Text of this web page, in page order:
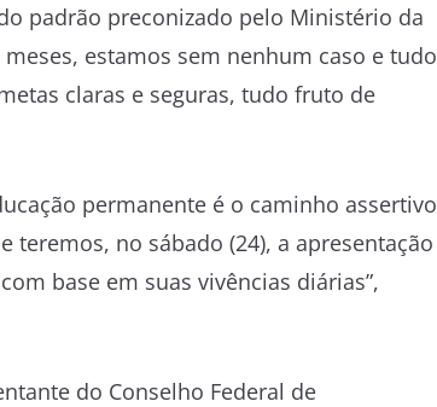
padrão preconizado pelo Ministério da
estamos sem nenhum caso e tudo
claras e seguras, tudo fruto de
permanente é o caminho assertivo
teremos, no sábado (24), a apresentação
base em suas vivências diárias”,
do Conselho Federal de